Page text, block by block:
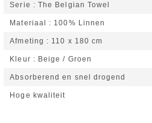
Serie The Belgian Towel
Materiaal 100% Linnen
Afmeting 110 x 180 cm
Kleur Beige / Groen
Absorberend en snel drogend
Hoge kwaliteit